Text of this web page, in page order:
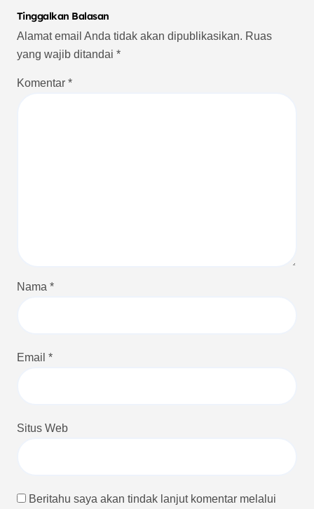
Tinggalkan Balasan
Alamat email Anda tidak akan dipublikasikan. Ruas
yang wajib ditandai *
Komentar *
Nama *
Email *
Situs Web
Beritahu saya akan tindak lanjut komentar melalui